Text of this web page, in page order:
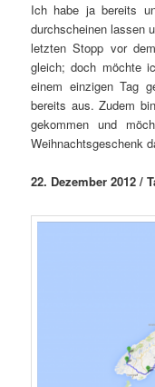
Ich habe ja bereits
durchscheinen lassen
letzten Stopp vor
gleich; doch möchte
einem einzigen Tag
bereits aus. Zudem
gekommen und
Weihnachtsgeschenk
22. Dezember 2012 /